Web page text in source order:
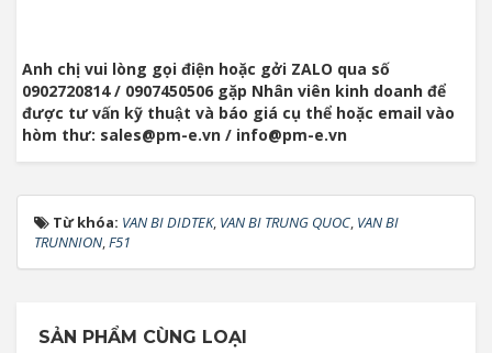
Anh chị vui lòng gọi điện hoặc gởi ZALO qua số
0902720814 / 0907450506 gặp Nhân viên kinh doanh để
được tư vấn kỹ thuật và báo giá cụ thể hoặc email vào
hòm thư: sales@pm-e.vn / info@pm-e.vn
Từ khóa: VAN BI DIDTEK, VAN BI TRUNG QUOC, VAN BI
TRUNNION,F51
SẢN PHẨM CÙNG LOẠI